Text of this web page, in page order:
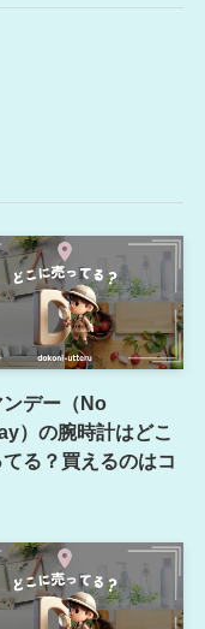
ンデー（No
）の腕時計はどこ
る？買えるのはコ